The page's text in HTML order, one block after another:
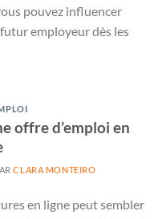
pouvez influencer
employeur dès les
offre d’emploi en
CLARA MONTEIRO
en ligne peut sembler